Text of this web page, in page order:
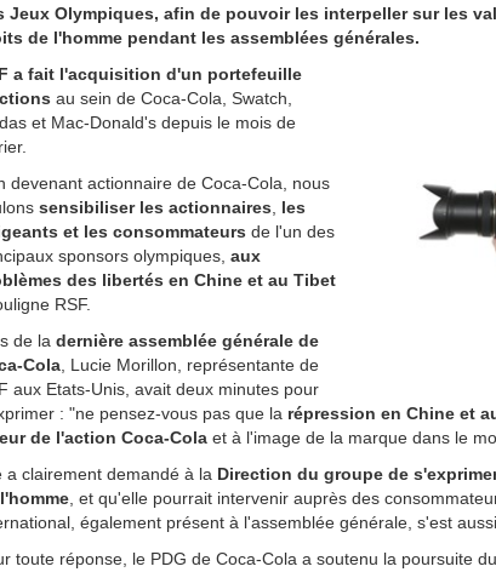
Jeux Olympiques, afin de pouvoir les interpeller sur les
de l'homme pendant les assemblées générales.
a fait l'acquisition d'un portefeuille
au sein de Coca-Cola, Swatch,
et Mac-Donald's depuis le mois de
devenant actionnaire de Coca-Cola, nous
sensibiliser les actionnaires
les
et les consommateurs de l'un des
sponsors olympiques, aux
des libertés en Chine et au Tibet
RSF.
de la dernière assemblée générale de
Cola , Lucie Morillon, représentante de
aux Etats-Unis, avait deux minutes pour
: "ne pensez-vous pas que la répression en Chine et
de l'action Coca-Cola et à l'image de la marque dans le
a clairement demandé à la Direction du groupe de
, et qu'elle pourrait intervenir auprès des
également présent à l'assemblée générale, s'est
toute réponse, le PDG de Coca-Cola a soutenu la poursuite